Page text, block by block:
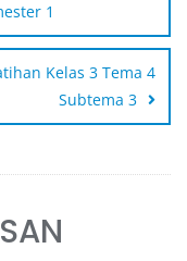
1
Kelas 3 Tema 4
Subtema 3